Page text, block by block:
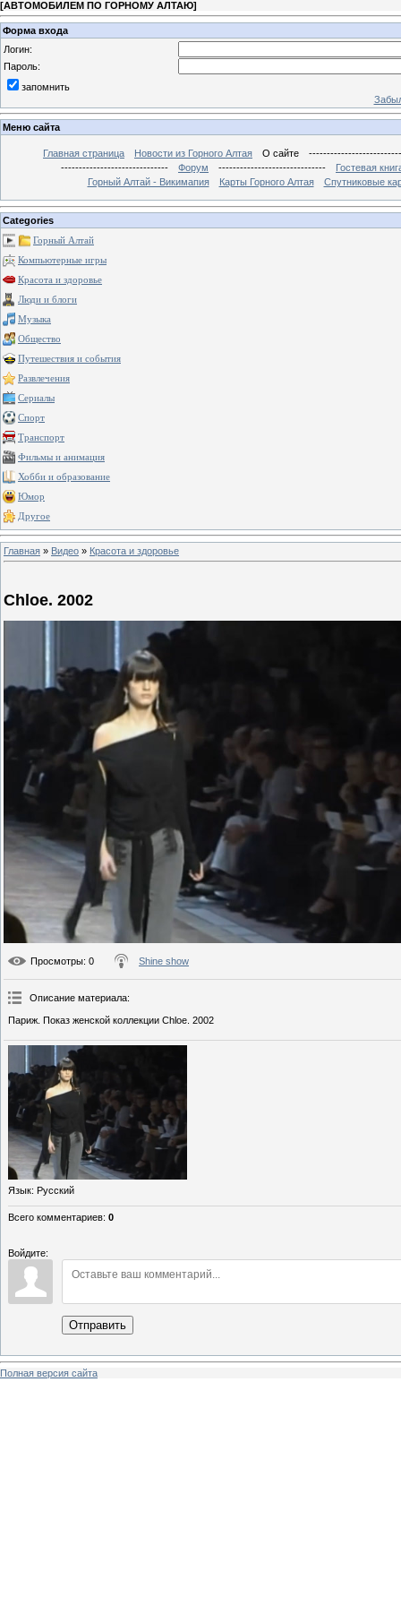
[АВТОМОБИЛЕМ ПО ГОРНОМУ АЛТАЮ]
Форма входа
Логин:
Пароль:
запомнить
Меню сайта
Главная страница Новости из Горного Алтая О сайте
------------------------------
Форум ------------------------------
Гостевая
Горный Алтай - Викимапия
Карты Горного Алтая Спутниковые
Categories
Горный Алтай
Компьютерные игры
Красота и здоровье
Люди и блоги
Музыка
Общество
Путешествия и события
Развлечения
Сериалы
Спорт
Транспорт
Фильмы и анимация
Хобби и образование
Юмор
Другое
Главная » Видео » Красота и здоровье
Chloe. 2002
Просмотры: 0 Shine show
Описание материала:
Париж. Показ женской коллекции Chloe. 2002
Язык: Русский
Всего комментариев: 0
Войдите:
Отправить
Полная версия сайта